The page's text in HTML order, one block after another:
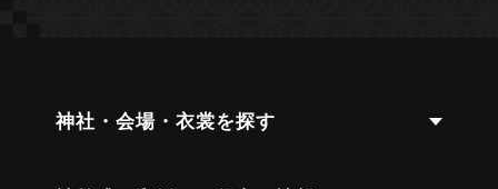
神社・会場・衣裳を探す